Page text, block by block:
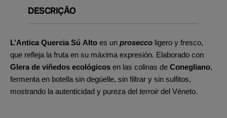
DESCRIÇÃO
L’Antica Quercia Sú Alto es un prosecco ligero y fresco,
que refleja la fruta en su máxima expresión. Elaborado con
Glera de viñedos ecológicos en las colinas de Conegliano,
fermenta en botella sin degüelle, sin filtrar y sin sulfitos,
mostrando la autenticidad y pureza del terroirdel Véneto.